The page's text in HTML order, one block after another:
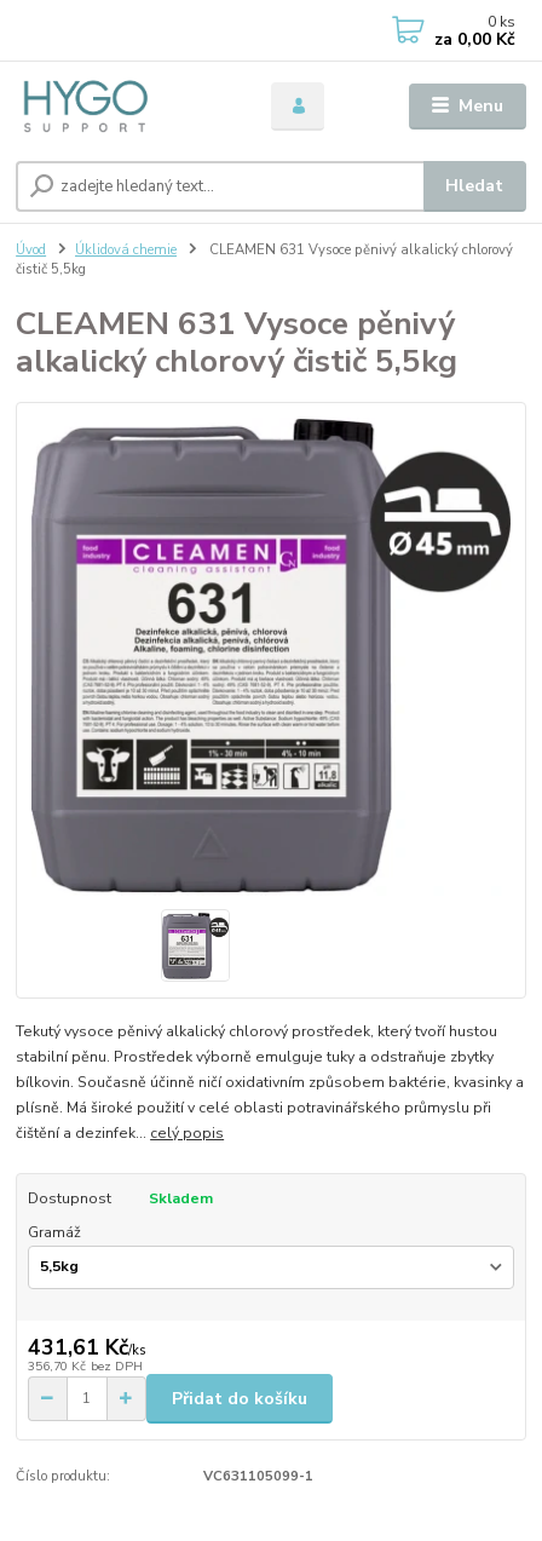
Menu
Hledat
0 ks
za 0,00 Kč
Úvod Úklidová chemie
CLEAMEN 631 Vysoce pěnivý alkalický chlorový
čistič 5,5kg
CLEAMEN 631 Vysoce pěnivý
alkalický chlorový čistič 5,5kg
Tekutý vysoce pěnivý alkalický chlorový prostředek, který tvoří hustou
stabilní pěnu. Prostředek výborně emulguje tuky a odstraňuje zbytky
bílkovin. Současně účinně ničí oxidativním způsobem baktérie, kvasinky a
plísně. Má široké použití v celé oblasti potravinářského průmyslu při
čištění a dezinfek... celý popis
Dostupnost
Skladem
Gramáž
431,61 Kč/ks
356,70 Kč bez DPH
Přidat do košíku
Číslo produktu: VC631105099-1